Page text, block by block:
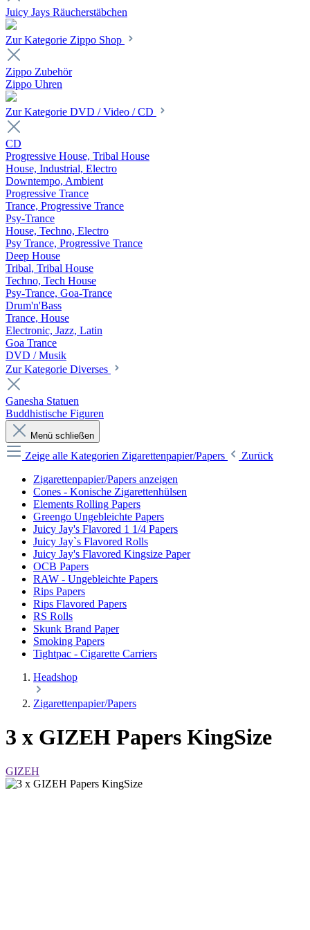
Juicy Jays Räucherstäbchen
Zur Kategorie Zippo Shop
Zippo Zubehör
Zippo Uhren
Zur Kategorie DVD / Video / CD
CD
Progressive House, Tribal House
House, Industrial, Electro
Downtempo, Ambient
Progressive Trance
Trance, Progressive Trance
Psy-Trance
House, Techno, Electro
Psy Trance, Progressive Trance
Deep House
Tribal, Tribal House
Techno, Tech House
Psy-Trance, Goa-Trance
Drum'n'Bass
Trance, House
Electronic, Jazz, Latin
Goa Trance
DVD / Musik
Zur Kategorie Diverses
Ganesha Statuen
Buddhistische Figuren
Menü schließen
Zeige alle Kategorien Zigarettenpapier/Papers
Zurück
Zigarettenpapier/Papers anzeigen
Cones - Konische Zigarettenhülsen
Elements Rolling Papers
Greengo Ungebleichte Papers
Juicy Jay's Flavored 1 1/4 Papers
Juicy Jay`s Flavored Rolls
Juicy Jay's Flavored Kingsize Paper
OCB Papers
RAW - Ungebleichte Papers
Rips Papers
Rips Flavored Papers
RS Rolls
Skunk Brand Paper
Smoking Papers
Tightpac - Cigarette Carriers
Headshop
Zigarettenpapier/Papers
3 x GIZEH Papers KingSize
GIZEH